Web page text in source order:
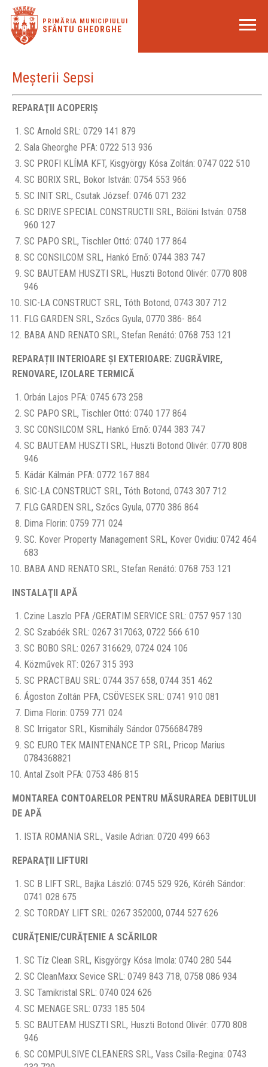
PRIMĂRIA MUNICIPIULUI
SFÂNTU GHEORGHE
Meşterii Sepsi
REPARAŢII ACOPERIŞ
SC Arnold SRL: 0729 141 879
Sala Gheorghe PFA: 0722 513 936
SC PROFI KLÍMA KFT, Kisgyörgy Kósa Zoltán: 0747 022 510
SC BORIX SRL, Bokor István: 0754 553 966
SC INIT SRL, Csutak József: 0746 071 232
SC DRIVE SPECIAL CONSTRUCTII SRL, Bölöni István: 0758
960 127
SC PAPO SRL, Tischler Ottó: 0740 177 864
SC CONSILCOM SRL, Hankó Ernő: 0744 383 747
SC BAUTEAM HUSZTI SRL, Huszti Botond Olivér: 0770 808
946
SIC-LA CONSTRUCT SRL, Tóth Botond, 0743 307 712
FLG GARDEN SRL, Szőcs Gyula, 0770 386- 864
BABA AND RENATO SRL, Stefan Renátó: 0768 753 121
REPARAȚII INTERIOARE ȘI EXTERIOARE: ZUGRĂVIRE,
RENOVARE, IZOLARE TERMICĂ
Orbán Lajos PFA: 0745 673 258
SC PAPO SRL, Tischler Ottó: 0740 177 864
SC CONSILCOM SRL, Hankó Ernő: 0744 383 747
SC BAUTEAM HUSZTI SRL, Huszti Botond Olivér: 0770 808
946
Kádár Kálmán PFA: 0772 167 884
SIC-LA CONSTRUCT SRL, Tóth Botond, 0743 307 712
FLG GARDEN SRL, Szőcs Gyula, 0770 386 864
Dima Florin: 0759 771 024
SC. Kover Property Management SRL, Kover Ovidiu: 0742 464
683
BABA AND RENATO SRL, Stefan Renátó: 0768 753 121
INSTALAŢII APĂ
Czine Laszlo PFA /GERATIM SERVICE SRL: 0757 957 130
SC Szabóék SRL: 0267 317063, 0722 566 610
SC BOBO SRL: 0267 316629, 0724 024 106
Közművek RT: 0267 315 393
SC PRACTBAU SRL: 0744 357 658, 0744 351 462
Ágoston Zoltán PFA, CSÖVESEK SRL: 0741 910 081
Dima Florin: 0759 771 024
SC Irrigator SRL, Kismihály Sándor 0756684789
SC EURO TEK MAINTENANCE TP SRL, Pricop Marius
0784368821
Antal Zsolt PFA: 0753 486 815
MONTAREA CONTOARELOR PENTRU MĂSURAREA DEBITULUI
DE APĂ
ISTA ROMANIA SRL., Vasile Adrian: 0720 499 663
REPARAŢII LIFTURI
SC B LIFT SRL, Bajka László: 0745 529 926, Kóréh Sándor:
0741 028 675
SC TORDAY LIFT SRL: 0267 352000, 0744 527 626
CURĂŢENIE/CURĂŢENIE A SCĂRILOR
SC Tíz Clean SRL, Kisgyörgy Kósa Imola: 0740 280 544
SC CleanMaxx Sevice SRL: 0749 843 718, 0758 086 934
SC Tamikristal SRL: 0740 024 626
SC MENAGE SRL: 0733 185 504
SC BAUTEAM HUSZTI SRL, Huszti Botond Olivér: 0770 808
946
SC COMPULSIVE CLEANERS SRL, Vass Csilla-Regina: 0743